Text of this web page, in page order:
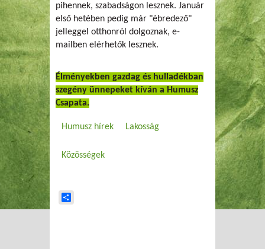
pihennek, szabadságon lesznek. Január
első hetében pedig már "ébredező"
jelleggel otthonról dolgoznak, e-
mailben elérhetők lesznek.
Élményekben gazdag és hulladékban
szegény ünnepeket kíván a Humusz
Csapata.
Humusz hírek Lakosság
Közösségek